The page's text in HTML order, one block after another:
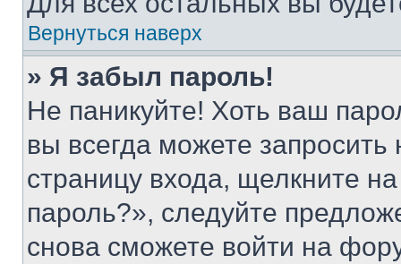
Вернуться наверх
» Я забыл пароль!
Не паникуйте! Хоть ваш
вы всегда можете
страницу входа, щелкните
пароль?», следуйте
снова сможете войти на